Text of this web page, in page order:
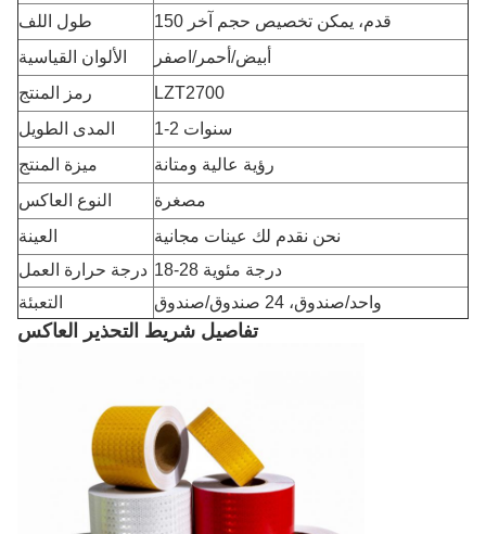
طول اللف
150 قدم، يمكن تخصيص حجم آخر
الألوان القياسية
أبيض/أحمر/اصفر
رمز المنتج
LZT2700
المدى الطويل
1-2 سنوات
ميزة المنتج
رؤية عالية ومتانة
النوع العاكس
مصغرة
العينة
نحن نقدم لك عينات مجانية
درجة حرارة العمل
18-28 درجة مئوية
التعبئة
واحد/صندوق، 24 صندوق/صندوق
تفاصيل شريط التحذير العاكس